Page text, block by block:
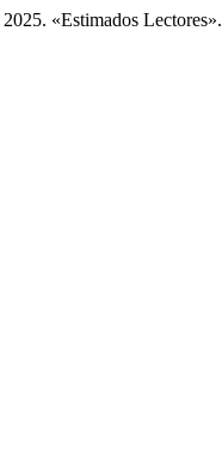
«Estimados Lectores».